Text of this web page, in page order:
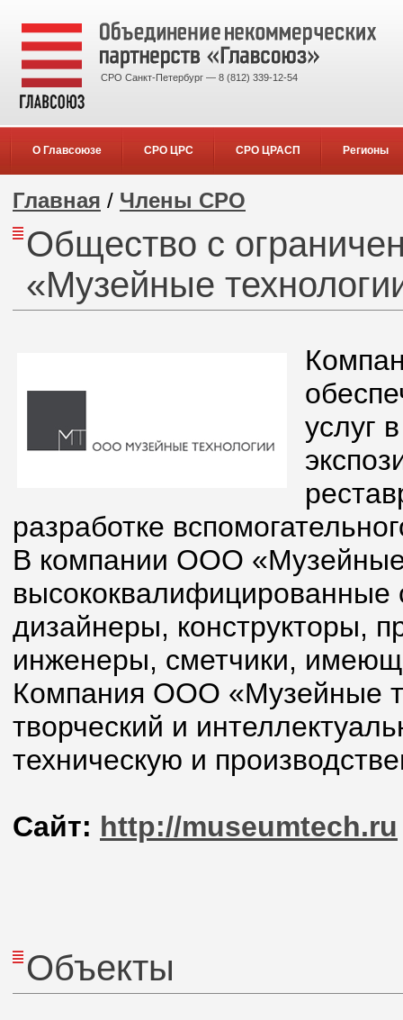
СРО Санкт-Петербург — 8 (812) 339-12-54
О Главсоюзе СРО ЦРС СРО ЦРАСП Регионы
Главная / Члены СРО
Общество с
«Музейные
услуг
разработке
В компании ООО «Музейные
дизайнеры, конструкторы,
инженеры, сметчики,
Компания ООО «Музейные
творческий и
техническую и
Сайт: http://museumtech.ru
Объекты